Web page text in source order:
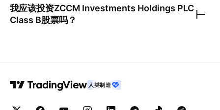
我应该投资ZCCM Investments Holdings PLC
Class B股票吗？
人类制造